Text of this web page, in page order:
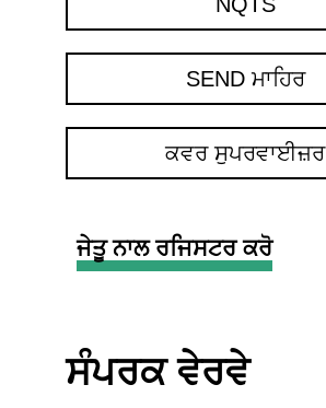
SEND ਮਾਹਿਰ
ਕਵਰ ਸੁਪਰਵਾਈਜ਼ਰ
ਜੇਤੂ ਨਾਲ ਰਜਿਸਟਰ ਕਰੋ
ਸੰਪਰਕ ਵੇਰਵੇ